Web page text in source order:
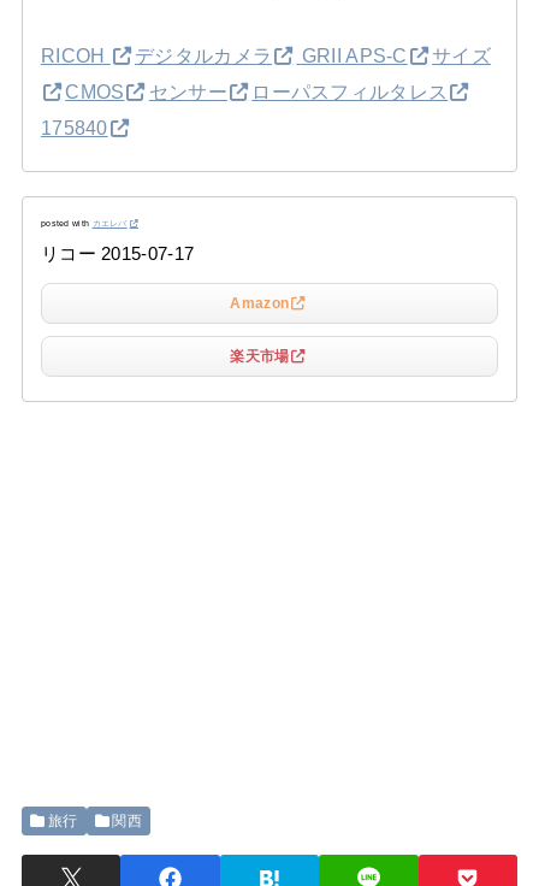
RICOH デジタルカメラ GRII APS-C
サイズ
CMOS
センサー
ローパスフィルタレス
175840
posted with カエレバ
リコー 2015-07-17
Amazon
楽天市場
旅行 関西